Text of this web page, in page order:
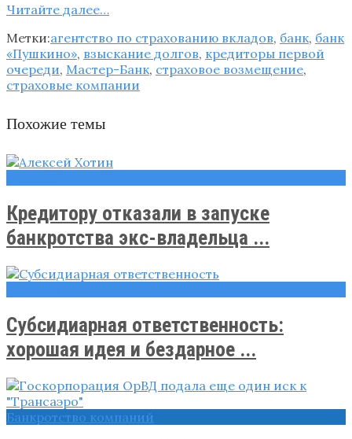
Читайте далее…
Метки:агентство по страхованию вкладов, банк, банк
«Пушкино», взыскание долгов, кредиторы первой
очереди, Мастер-Банк, страховое возмещение,
страховые компании
Похожие темы
Кредитору отказали в запуске
банкротства экс-владельца ...
Субсидиарная ответственность:
хорошая идея и бездарное ...
Банкротство компаний